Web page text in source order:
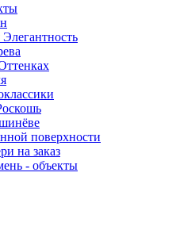
поверхности
на заказ
- объекты